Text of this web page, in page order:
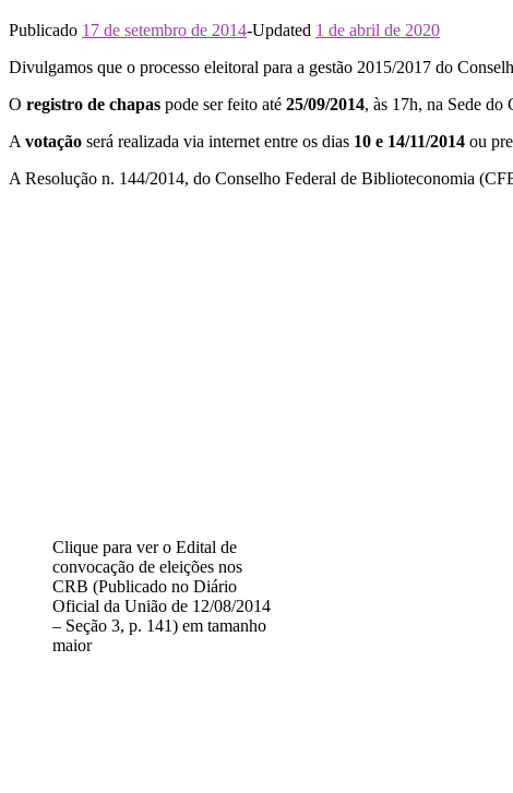
Publicado 17 de setembro de 2014-Updated 1 de abril de 2020
Divulgamos que o processo eleitoral para a gestão 2015/2017 do
O registro de chapas pode ser feito até 25/09/2014, às 17h, na Sede
A votação será realizada via internet entre os dias 10 e 14/11/2014 ou
A Resolução n. 144/2014, do Conselho Federal de Biblioteconomia
Clique para ver o Edital de
convocação de eleições nos
CRB (Publicado no Diário
Oficial da União de 12/08/2014
– Seção 3, p. 141) em tamanho
maior